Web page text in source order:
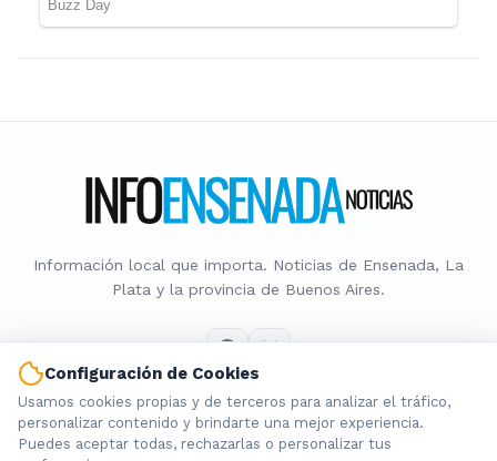
Información local que importa. Noticias de Ensenada, La
Plata y la provincia de Buenos Aires.
Nosotros
Cookies
Configuración de Cookies
Usamos cookies propias y de terceros para analizar el tráfico,
personalizar contenido y brindarte una mejor experiencia.
Puedes aceptar todas, rechazarlas o personalizar tus